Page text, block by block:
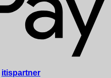
itispartner